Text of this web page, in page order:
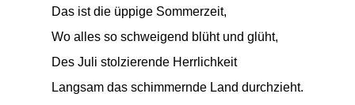
Das ist die üppige Sommerzeit,
Wo alles so schweigend blüht und glüht,
Des Juli stolzierende Herrlichkeit
Langsam das schimmernde Land durchzieht.